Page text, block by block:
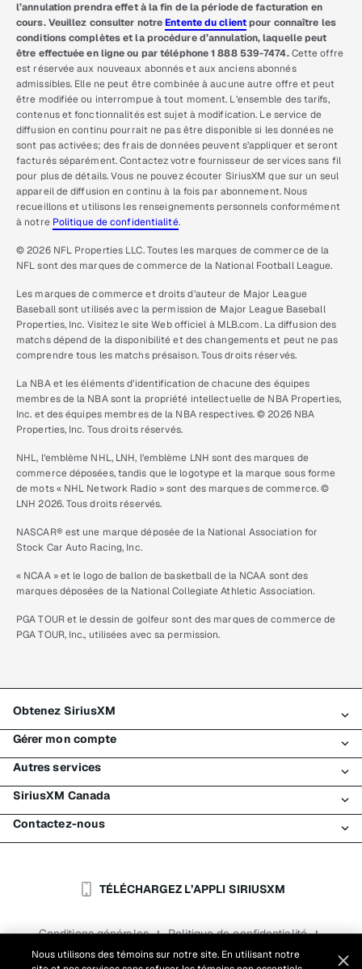
l’annulation prendra effet à la fin de la période de facturation en
cours. Veuillez consulter notreEntente du clientpour connaître les
conditions complètes et la procédure d’annulation, laquelle peut
être effectuée en ligne ou par téléphone 1 888 539-7474.Cette offre
est réservée aux nouveaux abonnés et aux anciens abonnés
admissibles. Elle ne peut être combinée à aucune autre offre et peut
être modifiée ou interrompue à tout moment. L’ensemble des tarifs,
contenus et fonctionnalités est sujet à modification. Le service de
diffusion en continu pourrait ne pas être disponible si les données ne
sont pas activées; des frais de données peuvent s’appliquer et seront
facturés séparément. Contactez votre fournisseur de services sans fil
pour plus de détails. Vous ne pouvez écouter SiriusXM que sur un seul
appareil de diffusion en continu à la fois par abonnement. Nous
recueillons et utilisons les renseignements personnels conformément
à notre Politique de confidentialité.
© 2026 NFL Properties LLC. Toutes les marques de commerce de la
NFL sont des marques de commerce de la National Football League.
Les marques de commerce et droits d’auteur de Major League
Baseball sont utilisés avec la permission de Major League Baseball
Properties, Inc. Visitez le site Web officiel à MLB.com. La diffusion des
matchs dépend de la disponibilité et des changements et peut ne pas
comprendre tous les matchs présaison. Tous droits réservés.
La NBA et les éléments d’identification de chacune des équipes
membres de la NBA sont la propriété intellectuelle de NBA Properties,
Inc. et des équipes membres de la NBA respectives. © 2026 NBA
Properties, Inc. Tous droits réservés.
NHL, l’emblème NHL, LNH, l’emblème LNH sont des marques de
commerce déposées, tandis que le logotype et la marque sous forme
de mots « NHL Network Radio » sont des marques de commerce. ©
LNH 2026. Tous droits réservés.
NASCAR® est une marque déposée de la National Association for
Stock Car Auto Racing, Inc.
« NCAA » et le logo de ballon de basketball de la NCAA sont des
marques déposées de la National Collegiate Athletic Association.
PGA TOUR et le dessin de golfeur sont des marques de commerce de
PGA TOUR, Inc., utilisées avec sa permission.
Obtenez SiriusXM
Tous les forfaits
Mon essai SiriusXM
Mon abonnement
Essai gratuit de SiriusXM
Magasiner
Gérer mon compte
Connexion
Enregistrement
Effectuer un paiement
Transfert de service
Autres services
Traffic et Travel
Entreprises
SiriusXM Canada
À propos de SiriusXM
Blogue SiriusXM
Contactez-nous
Aide et soutienTÉLÉCHARGEZ L’APPLI SIRIUSXM
Conditions générales | Politique de confidentialité |
Conditions d'utilisation du site
|
Nous utilisons des témoins sur notre site. En utilisant notre